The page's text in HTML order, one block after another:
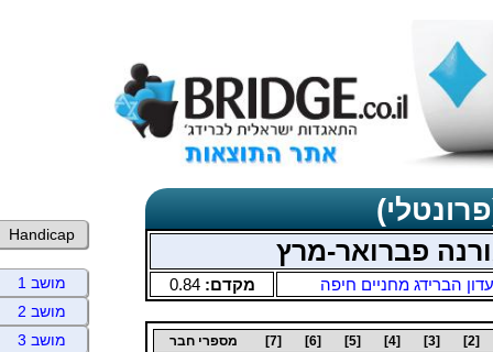
פברואר-מרץ
הברידג מחניים חיפה מקדם:0.84
[2]
[3]
[4]
[5]
[6]
[7]
מספרי חבר
Handicap
מושב 1
מושב 2
מושב 3